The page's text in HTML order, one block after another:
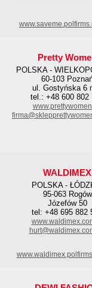
Pretty
POLSKA -
60-103
ul. Gostyńska 6
tel.: +48 600 802
WALDIMEX
POLSKA -
95-063 Rogów
Józefów 50
tel: +48 695 882